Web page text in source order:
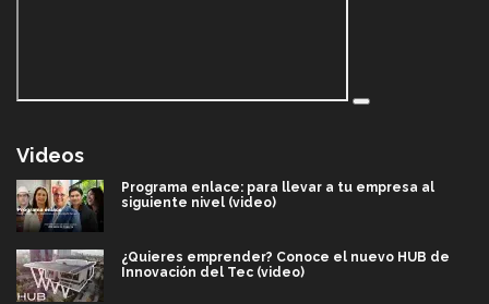
Videos
Programa enlace: para llevar a tu empresa al
siguiente nivel (video)
¿Quieres emprender? Conoce el nuevo HUB de
Innovación del Tec (video)